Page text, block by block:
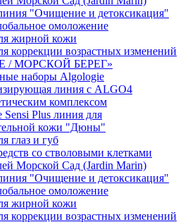
"Очищение и детоксикация"
омоложение
жирной кожи
коррекции возрастных изменений
/ МОРСКОЙ БЕРЕГ»
наборы Algologie
линия с ALGO4
комплексом
Sensi Plus линия для
кожи "Дюны"
глаз и губ
со стволовыми клетками
Морской Сад (Jardin Marin)
"Очищение и детоксикация"
омоложение
жирной кожи
коррекции возрастных изменений